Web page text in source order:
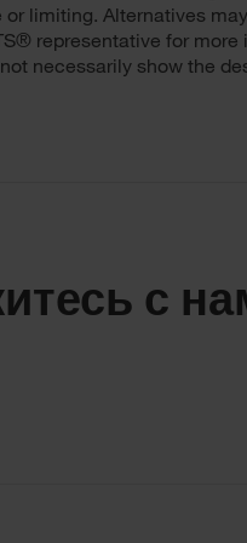
or limiting. Alternatives
representative for
necessarily show the
с